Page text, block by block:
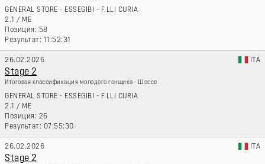
GENERAL STORE - ESSEGIBI - F.LLI CURIA
2.1 / ME
58
11:52:31
26.02.2026 ITA
Stage 2
Итоговая классификация молодого гонщика - Шоссе
GENERAL STORE - ESSEGIBI - F.LLI CURIA
2.1 / ME
26
07:55:30
26.02.2026 ITA
Stage 2